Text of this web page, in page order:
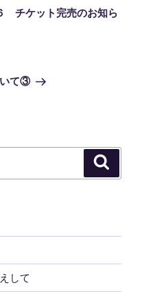
チケット完売のお知ら
いて③
して